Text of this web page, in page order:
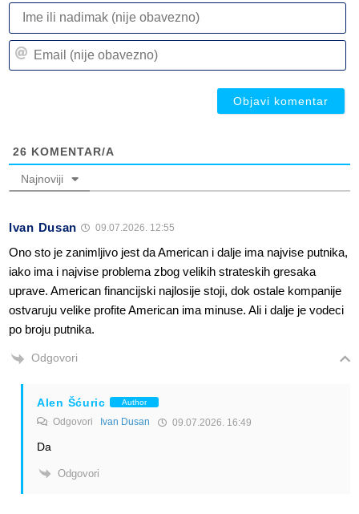
26 KOMENTAR/A
Najnoviji
Ivan Dusan 09.07.2026. 12:55
Ono sto je zanimljivo jest da American i dalje ima najvise putnika,
iako ima i najvise problema zbog velikih strateskih gresaka
uprave. American financijski najlosije stoji, dok ostale kompanije
ostvaruju velike profite American ima minuse. Ali i dalje je vodeci
po broju putnika.
Odgovori
Alen Šćuric Author
Odgovori Ivan Dusan 09.07.2026. 16:49
Da
Odgovori